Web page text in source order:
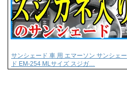
サンシェード 車 用 エマーソン サンシェー
ド EM-254 MLサイズ スジガ…